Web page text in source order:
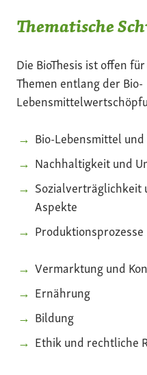
Thematische
Die BioThesis ist offen
Themen entlang der Bio-
Bio-Lebensmittel
Nachhaltigkeit und
Sozialverträglichkeit
Aspekte
Vermarktung und
Ernährung
Bildung
Ethik und rechtliche